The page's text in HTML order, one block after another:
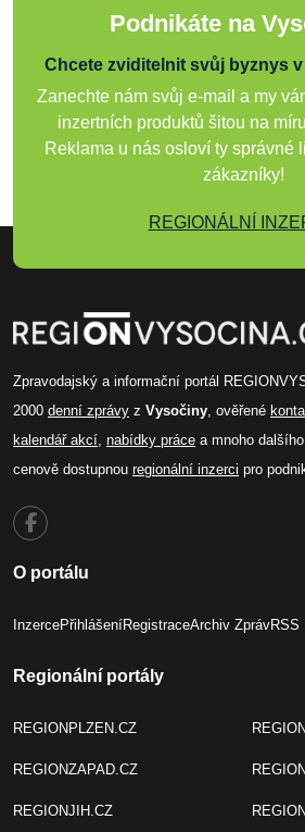
Podnikáte na
Chcete zviditelnit svůj byznys
Zanechte nám svůj e-mail a my
inzertních produktů šitou na
Reklama u nás osloví ty správné
zákazníky!
REGIONÁLNÍ
Zpravodajský a informační portál
2000 denní zprávy z Vysočiny , ověřené
kalendář akcí nabídky práce a mnoho
cenově dostupnou regionální inzerci pro
O portálu
InzercePřihlášeníRegistraceArchiv ZprávRSS
Regionální portály
REGIONPLZEN.CZ
REGIONZAPAD.CZ
REGIONJIH.CZ